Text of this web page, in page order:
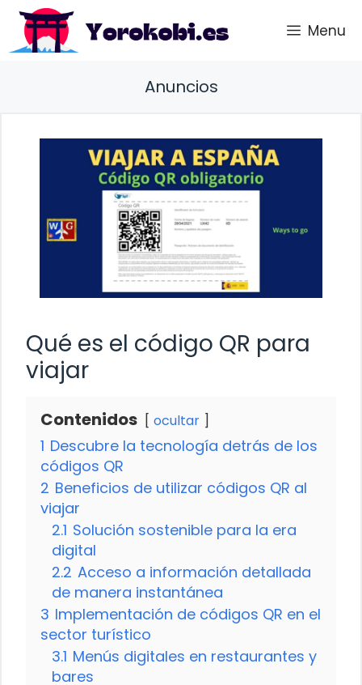
Saltar
contenido
Menu
Anuncios
Qué es el código QR para
viajar
Contenidos ocultar
1 Descubre la tecnología detrás de los
códigos QR
2 Beneficios de utilizar códigos QR al
viajar
2.1 Solución sostenible para la era
digital
2.2 Acceso a información detallada
de manera instantánea
3 Implementación de códigos QR en el
sector turístico
3.1 Menús digitales en restaurantes y
bares